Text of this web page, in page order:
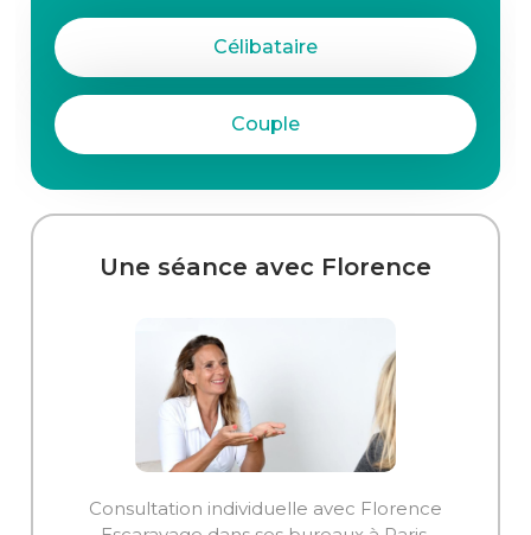
Célibataire
Couple
Une séance avec Florence
Consultation individuelle avec Florence